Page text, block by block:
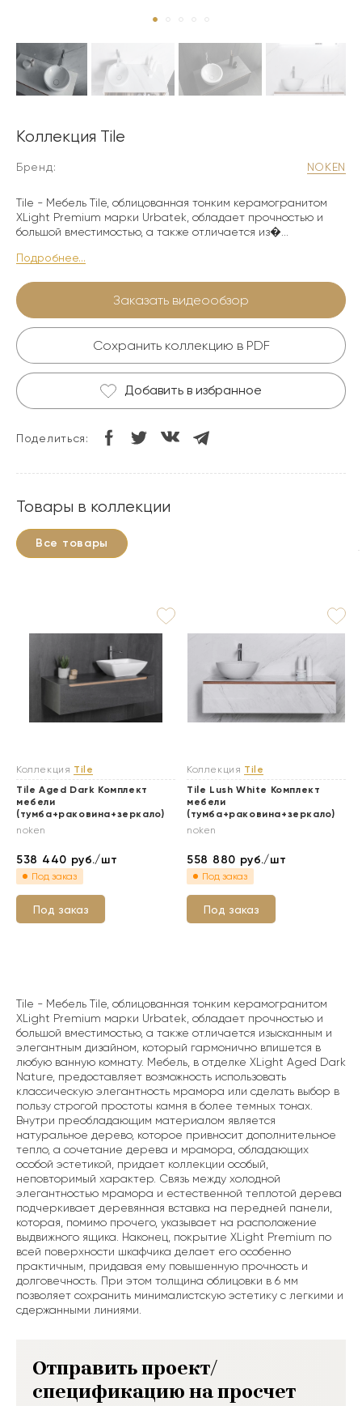
Коллекция Tile
Бренд: NOKEN
Tile - Мебель Tile, облицованная тонким керамогранитом
XLight Premium марки Urbatek, обладает прочностью и
большой вместимостью, а также отличается из�...
Подробнее...
Заказать видеообзор
Сохранить коллекцию в PDF
Добавить в избранное
Поделиться:
Товары в коллекции
Все товары
Коллекция Tile
Tile Aged Dark Комплект
мебели
(тумба+раковина+зеркало)
noken
538 440 руб./шт
Под заказ
Под заказ
Коллекция Tile
Tile Lush White Комплект
мебели
(тумба+раковина+зеркало)
noken
558 880 руб./шт
Под заказ
Под заказ
Tile - Мебель Tile, облицованная тонким керамогранитом
XLight Premium марки Urbatek, обладает прочностью и
большой вместимостью, а также отличается изысканным и
элегантным дизайном, который гармонично впишется в
любую ванную комнату. Мебель, в отделке XLight Aged Dark
Nature, предоставляет возможность использовать
классическую элегантность мрамора или сделать выбор в
пользу строгой простоты камня в более темных тонах.
Внутри преобладающим материалом является
натуральное дерево, которое привносит дополнительное
тепло, а сочетание дерева и мрамора, обладающих
особой эстетикой, придает коллекции особый,
неповторимый характер. Связь между холодной
элегантностью мрамора и естественной теплотой дерева
подчеркивает деревянная вставка на передней панели,
которая, помимо прочего, указывает на расположение
выдвижного ящика. Наконец, покрытие XLight Premium по
всей поверхности шкафчика делает его особенно
практичным, придавая ему повышенную прочность и
долговечность. При этом толщина облицовки в 6 мм
позволяет сохранить минималистскую эстетику с легкими и
сдержанными линиями.
Отправить проект/
спецификацию на просчет